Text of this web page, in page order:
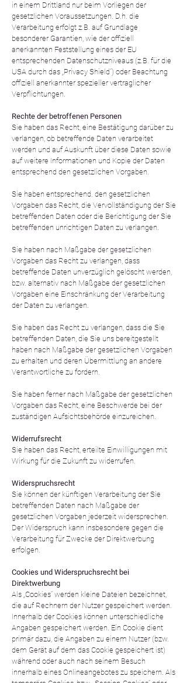
in einem Drittland nur beim Vorliegen der
gesetzlichen Voraussetzungen. D.h. die
Verarbeitung erfolgt z.B. auf Grundlage
besonderer Garantien, wie der offiziell
anerkannten Feststellung eines der EU
entsprechenden Datenschutzniveaus (z.B. für die
USA durch das „Privacy Shield“) oder Beachtung
offiziell anerkannter spezieller vertraglicher
Verpflichtungen.
Rechte der betroffenen Personen
Sie haben das Recht, eine Bestätigung darüber zu
verlangen, ob betreffende Daten verarbeitet
werden und auf Auskunft über diese Daten sowie
auf weitere Informationen und Kopie der Daten
entsprechend den gesetzlichen Vorgaben.
Sie haben entsprechend. den gesetzlichen
Vorgaben das Recht, die Vervollständigung der Sie
betreffenden Daten oder die Berichtigung der Sie
betreffenden unrichtigen Daten zu verlangen.
Sie haben nach Maßgabe der gesetzlichen
Vorgaben das Recht zu verlangen, dass
betreffende Daten unverzüglich gelöscht werden,
bzw. alternativ nach Maßgabe der gesetzlichen
Vorgaben eine Einschränkung der Verarbeitung
der Daten zu verlangen.
Sie haben das Recht zu verlangen, dass die Sie
betreffenden Daten, die Sie uns bereitgestellt
haben nach Maßgabe der gesetzlichen Vorgaben
zu erhalten und deren Übermittlung an andere
Verantwortliche zu fordern.
Sie haben ferner nach Maßgabe der gesetzlichen
Vorgaben das Recht, eine Beschwerde bei der
zuständigen Aufsichtsbehörde einzureichen.
Widerrufsrecht
Sie haben das Recht, erteilte Einwilligungen mit
Wirkung für die Zukunft zu widerrufen.
Widerspruchsrecht
Sie können der künftigen Verarbeitung der Sie
betreffenden Daten nach Maßgabe der
gesetzlichen Vorgaben jederzeit widersprechen.
Der Widerspruch kann insbesondere gegen die
Verarbeitung für Zwecke der Direktwerbung
erfolgen.
Cookies und Widerspruchsrecht bei
Direktwerbung
Als „Cookies“ werden kleine Dateien bezeichnet,
die auf Rechnern der Nutzer gespeichert werden.
Innerhalb der Cookies können unterschiedliche
Angaben gespeichert werden. Ein Cookie dient
primär dazu, die Angaben zu einem Nutzer (bzw.
dem Gerät auf dem das Cookie gespeichert ist)
während oder auch nach seinem Besuch
innerhalb eines Onlineangebotes zu speichern. Als